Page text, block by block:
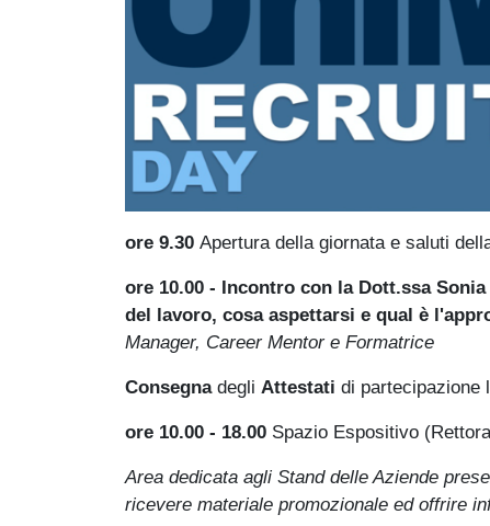
ore 9.30 Apertura della giornata e saluti
ore 10.00 - Incontro con la Dott.ssa
del lavoro, cosa aspettarsi e qual è
Manager, Career Mentor e Formatrice
Consegna degli Attestati di partecipazione
ore 10.00 - 18.00 Spazio Espositivo
Area dedicata agli Stand delle Aziende
ricevere materiale promozionale ed offrire